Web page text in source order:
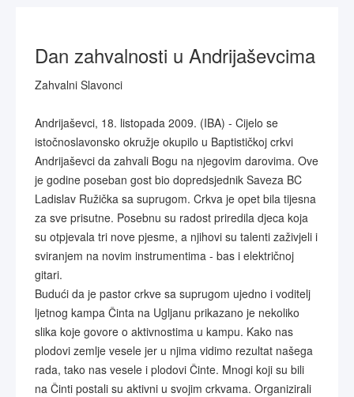
Dan zahvalnosti u Andrijaševcima
Zahvalni Slavonci
Andrijaševci, 18. listopada 2009. (IBA) - Cijelo se
istočnoslavonsko okružje okupilo u Baptističkoj crkvi
Andrijaševci da zahvali Bogu na njegovim darovima. Ove
je godine poseban gost bio dopredsjednik Saveza BC
Ladislav Ružička sa suprugom. Crkva je opet bila tijesna
za sve prisutne. Posebnu su radost priredila djeca koja
su otpjevala tri nove pjesme, a njihovi su talenti zaživjeli i
sviranjem na novim instrumentima - bas i električnoj
gitari.
Budući da je pastor crkve sa suprugom ujedno i voditelj
ljetnog kampa Činta na Ugljanu prikazano je nekoliko
slika koje govore o aktivnostima u kampu. Kako nas
plodovi zemlje vesele jer u njima vidimo rezultat našega
rada, tako nas vesele i plodovi Činte. Mnogi koji su bili
na Činti postali su aktivni u svojim crkvama. Organizirali